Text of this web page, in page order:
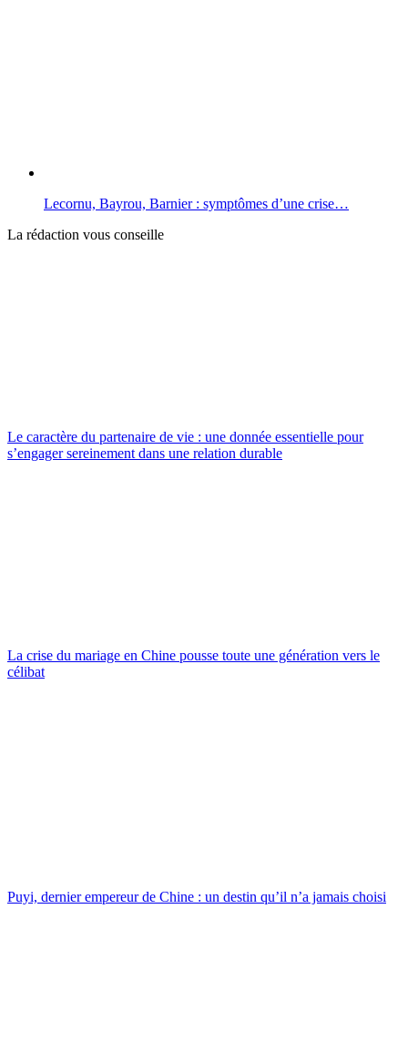
Lecornu, Bayrou, Barnier : symptômes d’une crise…
La rédaction vous conseille
Le caractère du partenaire de vie : une donnée essentielle pour
s’engager sereinement dans une relation durable
La crise du mariage en Chine pousse toute une génération vers le
célibat
Puyi, dernier empereur de Chine : un destin qu’il n’a jamais choisi